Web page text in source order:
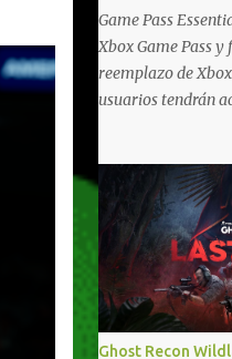
generales de
Podes consultar
promociones
tener
- México Ofertas -
España Todas las
también aplican a
de los jue...
Game Pass
Xbox Game Pass
reemplazo de
usuarios tendrán
adicionales que
recientemente.
novedades una
diferentes juegos
Xbox y PC, que
de personajes,
emotes, monedas
Ghost Recon